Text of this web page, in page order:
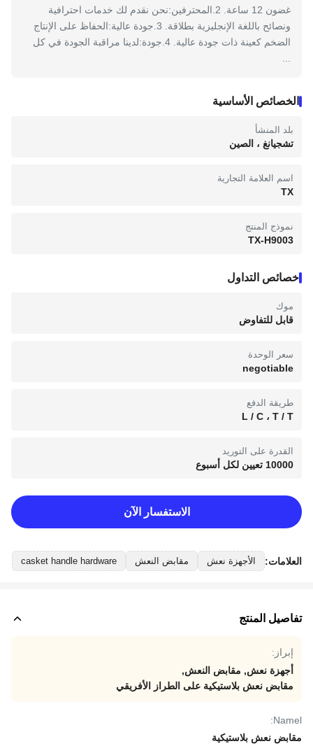
غضون 12 ساعة. 2.المحترفين:نحن نقدم لك خدمات احترافية
ونصائح باللغة الإنجليزية بطلاقة. 3.جودة عالية:الحفاظ على الإنتاج
الضخم كعينة ذات جودة عالية. 4.جودة:لدينا مراقبة الجودة في كل
الخصائص الأساسية
بلد المنشأ
تشجيانغ ، الصين
اسم العلامة التجارية
TX
نموذج المنتج
TX-H9003
خصائص التداول
موك
قابل للتفاوض
سعر الوحدة
negotiable
طريقة الدفع
L / C ، T / T
القدرة على التوريد
10000 تعيين لكل أسبوع
الاستفسار الآن
العلامات: الأجهزة نعش مقابض النعش casket handle hardware
تفاصيل المنتج
إبراز:
أجهزة نعش, مقابض النعش,
مقابض نعش بلاستيكية على الطراز الأفريقي
Namel:
مقابض نعش بلاستيكية